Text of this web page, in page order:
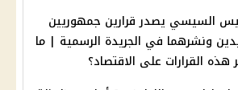
السيسي يصدر قرارين جمهوريين
ونشرهما في الجريدة الرسمية | ما
هذه القرارات على الاقتصاد؟